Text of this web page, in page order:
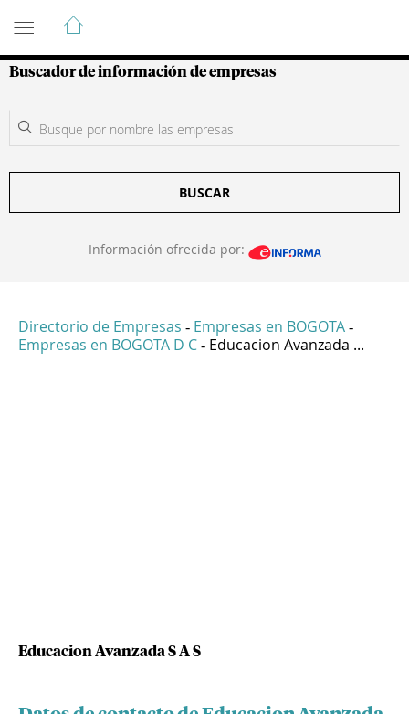
Guía de Empresas Colombianas
Buscador de información de empresas
BUSCAR
Información ofrecida por:
Directorio de Empresas - Empresas en BOGOTA -
Empresas en BOGOTA D C - Educacion Avanzada ...
Educacion Avanzada S A S